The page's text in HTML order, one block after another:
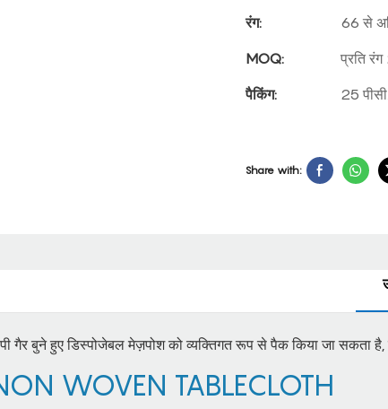
रंग:
66 से
MOQ:
प्रति
पैकिंग:
25
Share with:
गैर बुने हुए डिस्पोजेबल मेज़पोश को व्यक्तिगत रूप से पैक किया जा सकता
WOVEN TABLECLOTH